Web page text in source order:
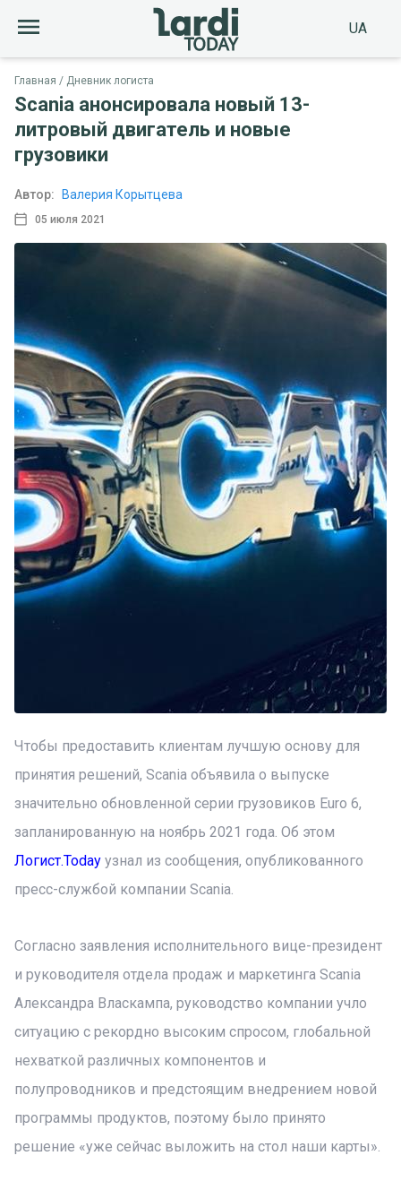
UA
Главная Дневник логиста
Scania анонсировала новый 13-
литровый двигатель и новые
грузовики
05 июля 2021
Автор: Валерия Корытцева
Чтобы предоставить клиентам лучшую основу для
принятия решений, Scania объявила о выпуске
значительно обновленной серии грузовиков Euro 6,
запланированную на ноябрь 2021 года. Об этом
Логист.Today узнал из сообщения, опубликованного
пресс-службой компании Scania.
Согласно заявления исполнительного вице-президент
и руководителя отдела продаж и маркетинга Scania
Александра Власкампа, руководство компании учло
ситуацию с рекордно высоким спросом, глобальной
нехваткой различных компонентов и
полупроводников и предстоящим внедрением новой
программы продуктов, поэтому было принято
решение «уже сейчас выложить на стол наши карты».